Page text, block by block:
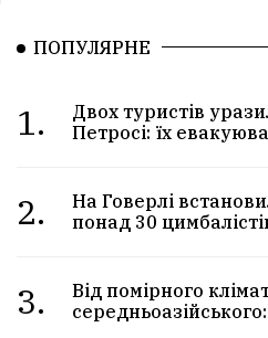
ПОПУЛЯРНЕ
1.
Двох туристів
Петросі: їх
2.
На Говерлі
понад 30
3.
Від помірного